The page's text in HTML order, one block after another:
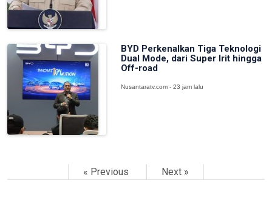
BYD Perkenalkan Tiga Teknologi
Dual Mode, dari Super Irit hingga
Off-road
Nusantaratv.com - 23 jam lalu
« Previous Next »